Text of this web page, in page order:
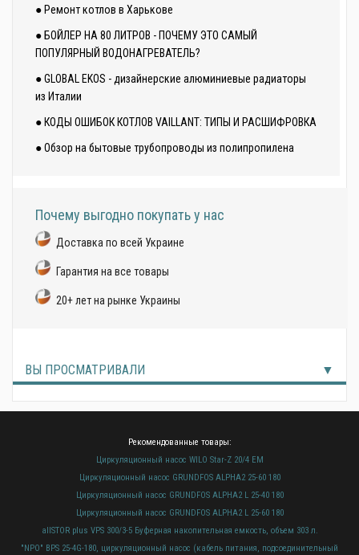
● Ремонт котлов в Харькове
● БОЙЛЕР НА 80 ЛИТРОВ - ПОЧЕМУ ЭТО САМЫЙ
ПОПУЛЯРНЫЙ ВОДОНАГРЕВАТЕЛЬ?
● GLOBAL EKOS - дизайнерские алюминиевые радиаторы
из Италии
● КОДЫ ОШИБОК КОТЛОВ VAILLANT: ТИПЫ И РАСШИФРОВКА
● Обзор на бытовые трубопроводы из полипропилена
Почему выгодно покупать у нас
Доставка по всей Украине
Гарантия на все товары
20+ лет на рынке Украины
ВЫ ПРОСМАТРИВАЛИ
Рекомендованные товары:
Циркуляционный насос WILO Star-Z 20/4 EM
Циркуляционный насос GRUNDFOS ALPHA2 25-60 180
Циркуляционный насос GRUNDFOS ALPHA2 L 25-40 180
Циркуляционный насос GRUNDFOS ALPHA2 L 25-60 180
allSTOR plus VPS 300/3-5 Буферная накопительная емкость, объем 303 л.
"NPO" BPS 25-4G-180, циркуляционный насос (кабель питания, подсоединительный